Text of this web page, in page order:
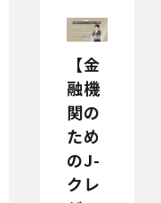
【金
融機
関の
ため
のJ-
クレ